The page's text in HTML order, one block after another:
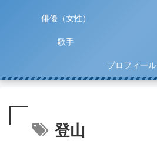
俳優（女性）
歌手
プロフィール
登山